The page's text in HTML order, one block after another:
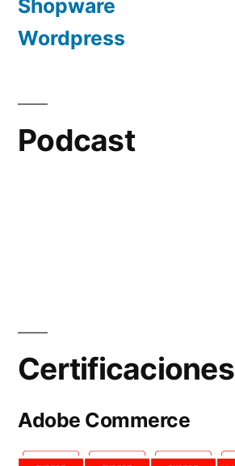
Shopware
Wordpress
Podcast
Certificaciones
Adobe Commerce